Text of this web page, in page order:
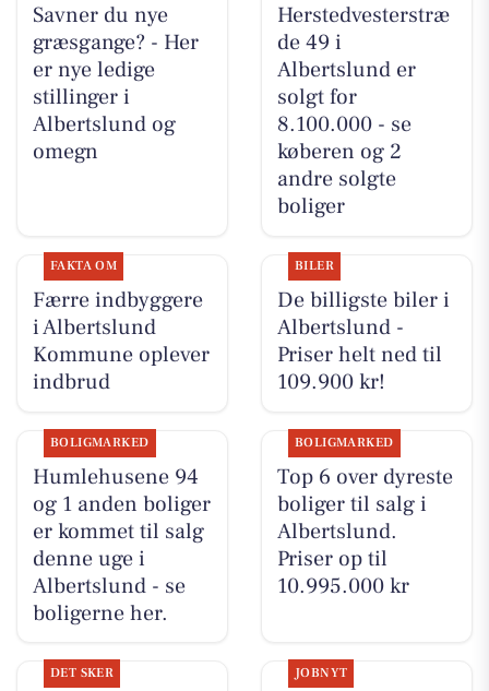
Savner du nye
græsgange? - Her
er nye ledige
stillinger i
Albertslund og
omegn
Herstedvesterstræ
de 49 i
Albertslund er
solgt for
8.100.000 - se
køberen og 2
andre solgte
boliger
FAKTA OM
Færre indbyggere
i Albertslund
Kommune oplever
indbrud
BILER
De billigste biler i
Albertslund -
Priser helt ned til
109.900 kr!
BOLIGMARKED
Humlehusene 94
og 1 anden boliger
er kommet til salg
denne uge i
Albertslund - se
boligerne her.
BOLIGMARKED
Top 6 over dyreste
boliger til salg i
Albertslund.
Priser op til
10.995.000 kr
DET SKER JOBNYT